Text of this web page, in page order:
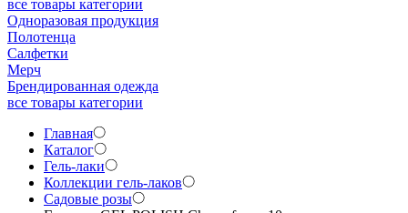
все товары категории
Одноразовая продукция
Полотенца
Салфетки
Мерч
Брендированная одежда
все товары категории
Главная
Каталог
Гель-лаки
Коллекции гель-лаков
Садовые розы